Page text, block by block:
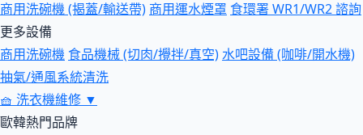
商用洗碗機 (揭蓋/輸送帶) 商用運水煙罩 食環署 WR1/WR2 諮詢
更多設備
商用洗碗機 食品機械 (切肉/攪拌/真空)水吧設備 (咖啡/開水機)
抽氣/通風系統清洗
🧺 洗衣機維修 ▼
歐韓熱門品牌